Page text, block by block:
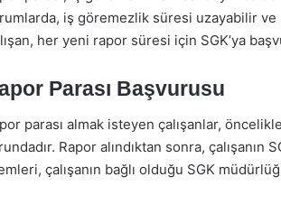
iş göremezlik süresi uzayabilir ve
her yeni rapor süresi için SGK’ya
Parası Başvurusu
parası almak isteyen çalışanlar,
Rapor alındıktan sonra,
çalışanın bağlı olduğu SGK